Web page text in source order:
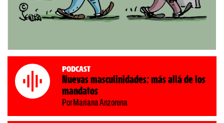
Podcast
Nuevas masculinidades: más allá de los
mandatos
Por Mariana Anzorena